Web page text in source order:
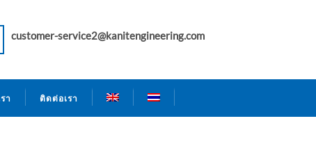
customer-service2@kanitengineering.com
า ติดต่อเรา